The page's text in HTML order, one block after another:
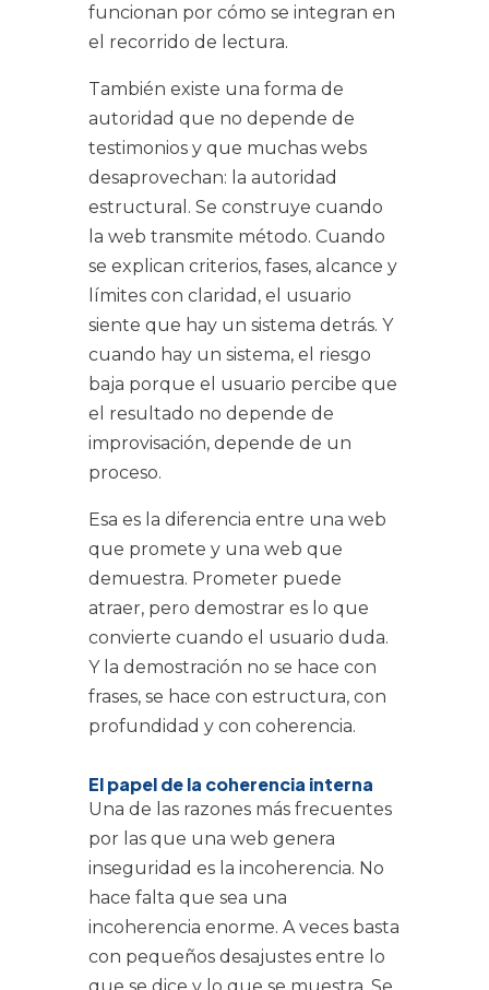
funcionan por cómo se integran en
el recorrido de lectura.
También existe una forma de
autoridad que no depende de
testimonios y que muchas webs
desaprovechan: la autoridad
estructural. Se construye cuando
la web transmite método. Cuando
se explican criterios, fases, alcance y
límites con claridad, el usuario
siente que hay un sistema detrás. Y
cuando hay un sistema, el riesgo
baja porque el usuario percibe que
el resultado no depende de
improvisación, depende de un
proceso.
Esa es la diferencia entre una web
que promete y una web que
demuestra. Prometer puede
atraer, pero demostrar es lo que
convierte cuando el usuario duda.
Y la demostración no se hace con
frases, se hace con estructura, con
profundidad y con coherencia.
El papel de la coherencia interna
Una de las razones más frecuentes
por las que una web genera
inseguridad es la incoherencia. No
hace falta que sea una
incoherencia enorme. A veces basta
con pequeños desajustes entre lo